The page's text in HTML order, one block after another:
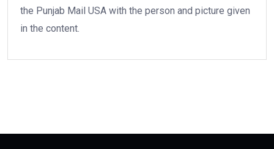
the Punjab Mail USA with the person and picture given
in the content.